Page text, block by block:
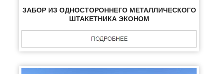
ЗАБОР ИЗ ОДНОСТОРОННЕГО МЕТАЛЛИЧЕСКОГО
ШТАКЕТНИКА ЭКОНОМ